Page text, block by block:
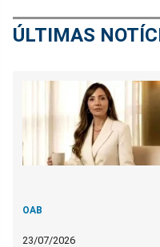
ÚLTIMAS
OAB
23/07/2026